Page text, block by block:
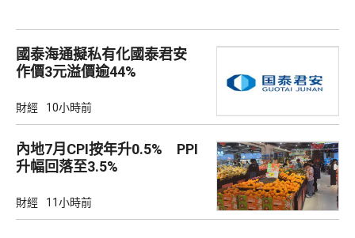
國泰海通擬私有化國泰君安
作價3元溢價逾44%
財經 10小時前
內地7月CPI按年升0.5% PPI
升幅回落至3.5%
財經 11小時前